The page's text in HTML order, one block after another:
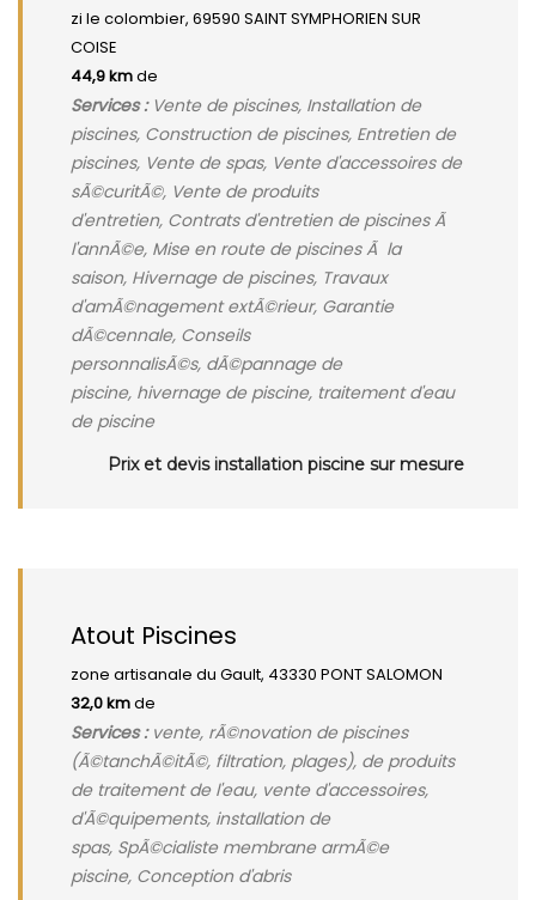
zi le colombier, 69590 SAINT SYMPHORIEN SUR
COISE
44,9 kmde
Services :Vente de piscines, Installation de
piscines, Construction de piscines, Entretien de
piscines, Vente de spas, Vente d'accessoires de
sÃ©curitÃ©, Vente de produits
d'entretien, Contrats d'entretien de piscines Ã
l'annÃ©e, Mise en route de piscines Ã la
saison, Hivernage de piscines, Travaux
d'amÃ©nagement extÃ©rieur, Garantie
dÃ©cennale, Conseils
personnalisÃ©s, dÃ©pannage de
piscine, hivernage de piscine, traitement d'eau
de piscine
Prix et devis installation piscine sur mesure
Atout Piscines
zone artisanale du Gault, 43330 PONT SALOMON
32,0 kmde
Services :vente, rÃ©novation de piscines
(Ã©tanchÃ©itÃ©, filtration, plages), de produits
de traitement de l'eau, vente d'accessoires,
d'Ã©quipements, installation de
spas, SpÃ©cialiste membrane armÃ©e
piscine, Conception d'abris